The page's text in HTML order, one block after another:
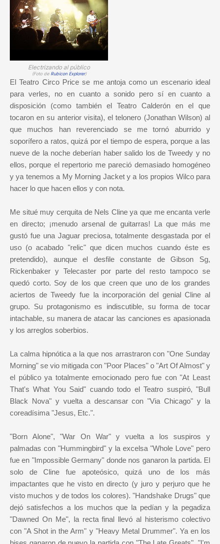
Electrizando al público
(Foto de Rubicon Explorer)
El Teatro Circo Price se me antoja como un escenario ideal
para verles, no en cuanto a sonido pero sí en cuanto a
disposición (como también el Teatro Calderón en el que
tocaron en su anterior visita), el telonero (Jonathan Wilson) al
que muchos han reverenciado se me tornó aburrido y
soporífero a ratos, quizá por el tiempo de espera, porque a las
nueve de la noche deberían haber salido los de Tweedy y no
ellos, porque el repertorio me pareció demasiado homogéneo
y ya tenemos a My Morning Jacket y a los propios Wilco para
hacer lo que hacen ellos y con nota.
Me situé muy cerquita de Nels Cline ya que me encanta verle
en directo; ¡menudo arsenal de guitarras! La que más me
gustó fue una Jaguar preciosa, totalmente desgastada por el
uso (o acabado "relic" que dicen muchos cuando éste es
pretendido), aunque el desfile constante de Gibson Sg,
Rickenbaker y Telecaster por parte del resto tampoco se
quedó corto. Soy de los que creen que uno de los grandes
aciertos de Tweedy fue la incorporación del genial Cline al
grupo. Su protagonismo es indiscutible, su forma de tocar
intachable, su manera de atacar las canciones es apasionada
y los arreglos soberbios.
La calma hipnótica a la que nos arrastraron con "One Sunday
Morning" se vio mitigada con "Poor Places" o "Art Of Almost" y
el público ya totalmente emocionado pero fue con "At Least
That's What You Said" cuando todo el Teatro suspiró, "Bull
Black Nova" y vuelta a descansar con "Via Chicago" y la
coreadísima "Jesus, Etc.".
"Born Alone", "War On War" y vuelta a los suspiros y
palmadas con "Hummingbird" y la excelsa "Whole Love" pero
fue en "Impossible Germany" donde nos ganaron la partida. El
solo de Cline fue apoteósico, quizá uno de los más
impactantes que he visto en directo (y juro y perjuro que he
visto muchos y de todos los colores). "Handshake Drugs" que
dejó satisfechos a los muchos que la pedían y la pegadiza
"Dawned On Me", la recta final llevó al histerismo colectivo
con "A Shot in the Arm" y "Heavy Metal Drummer". Ya en los